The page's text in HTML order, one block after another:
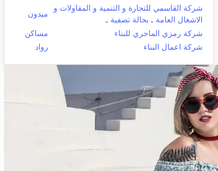
شركة القاسمي للتجارة و التنمية و المقاولات و
الاشغال العامة ـ بحالة تصفية ـ
ميدون
شركة رمزي الماجري للبناء
مساكن
شركة اعمال البناء
رواد